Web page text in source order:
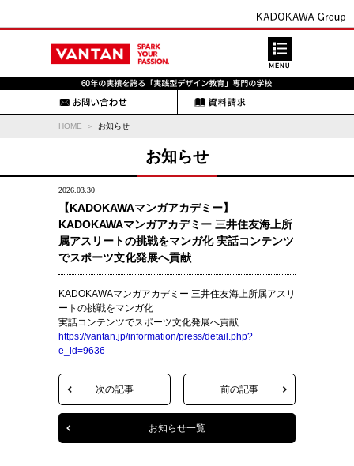
HOME お知らせ
お知らせ
2026.03.30
【KADOKAWAマンガアカデミー】
KADOKAWAマンガアカデミー 三井住友海上所
属アスリートの挑戦をマンガ化 実話コンテンツ
でスポーツ文化発展へ貢献
KADOKAWAマンガアカデミー 三井住友海上所属アスリ
ートの挑戦をマンガ化
実話コンテンツでスポーツ文化発展へ貢献
https://vantan.jp/information/press/detail.php?
e_id=9636
次の記事 前の記事
お知らせ一覧